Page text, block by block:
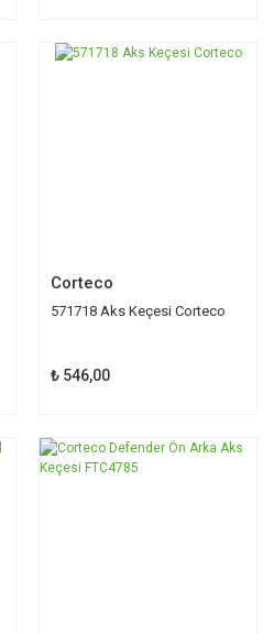
Corteco
571718 Aks Keçesi Corteco
₺ 546,00